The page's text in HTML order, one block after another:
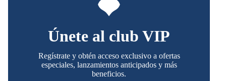
Únete al club VIP
Regístrate y obtén acceso exclusivo a ofertas
especiales, lanzamientos anticipados y más
beneficios.